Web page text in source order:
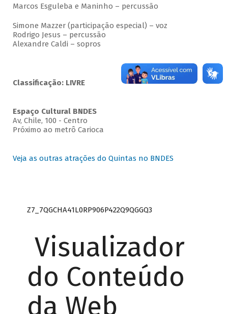
Marcos Esguleba e Maninho – percussão
Simone Mazzer (participação especial) – voz
Rodrigo Jesus – percussão
Alexandre Caldi – sopros
Classificação: LIVRE
Espaço Cultural BNDES
Av, Chile, 100 - Centro
Próximo ao metrô Carioca
Veja as outras atrações do Quintas no BNDES
Z7_7QGCHA41L0RP906P422Q9QGGQ3
Visualizador
do Conteúdo
da Web